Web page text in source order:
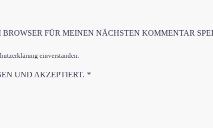
FÜR MEINEN NÄCHSTEN KOMMENTAR
einverstanden.
UND AKZEPTIERT. *